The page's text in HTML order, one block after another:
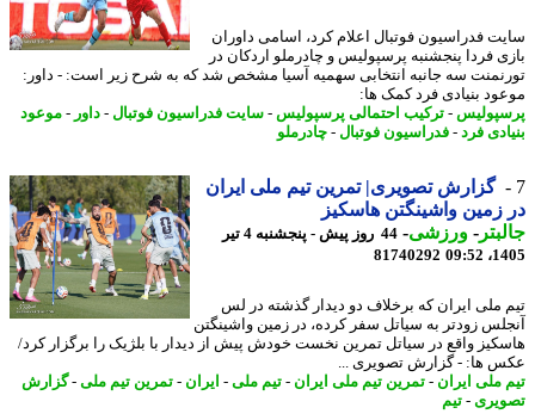
فدراسیون فوتبال اعلام کرد، اسامی داوران
فردا پنجشنبه پرسپولیس و چادرملو اردکان در
سه جانبه انتخابی سهمیه آسیا مشخص شد که به شرح زیر است: - داور:
بنیادی فرد کمک ها:
-ترکیب احتمالی پرسپولیس-سایت فدراسیون فوتبال-داور - موعود
فرد-فدراسیون فوتبال-چادرملو
گزارش تصویری| تمرین تیم ملی ایران
زمین واشینگتن هاسکیز
-ورزشی-
44 روز پیش - پنجشنبه 4 تیر
81740292
ملی ایران که برخلاف دو دیدار گذشته در لس
زودتر به سیاتل سفر کرده، در زمین واشینگتن
واقع در سیاتل تمرین نخست خودش پیش از دیدار با بلژیک را برگزار کرد/
ها: - گزارش تصویری ...
ملی ایران - تمرین تیم ملی ایران - تیم ملی -ایران - تمرین تیم ملی -گزارش
- تیم